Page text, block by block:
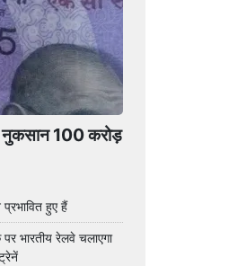
100 करोड़
हुए हैं
भारतीय रेलवे चलाएगा